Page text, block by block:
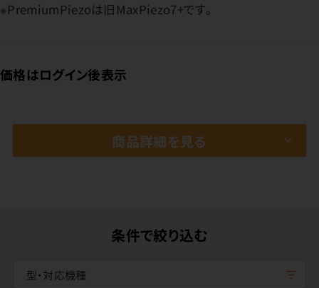
※PremiumPiezoは旧MaxPiezo7+です。
価格はログイン後表示
商品詳細を見る
条件で絞り込む
型・対応機種